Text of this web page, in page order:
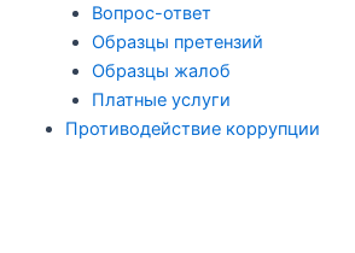
Вопрос-ответ
Образцы претензий
Образцы жалоб
Платные услуги
Противодействие коррупции